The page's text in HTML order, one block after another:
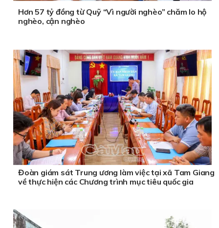
Hơn 57 tỷ đồng từ Quỹ “Vì người nghèo” chăm lo hộ
nghèo, cận nghèo
Đoàn giám sát Trung ương làm việc tại xã Tam Giang
về thực hiện các Chương trình mục tiêu quốc gia